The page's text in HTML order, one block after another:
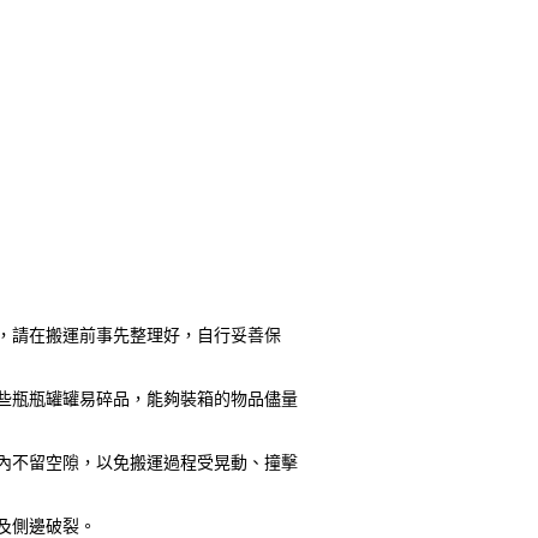
請在搬運前事先整理好，自行妥善保
瓶罐罐易碎品，能夠裝箱的物品儘量
留空隙，以免搬運過程受晃動、撞擊
側邊破裂。